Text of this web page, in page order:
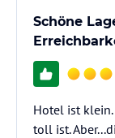
Schöne
Hotel ist
toll ist.